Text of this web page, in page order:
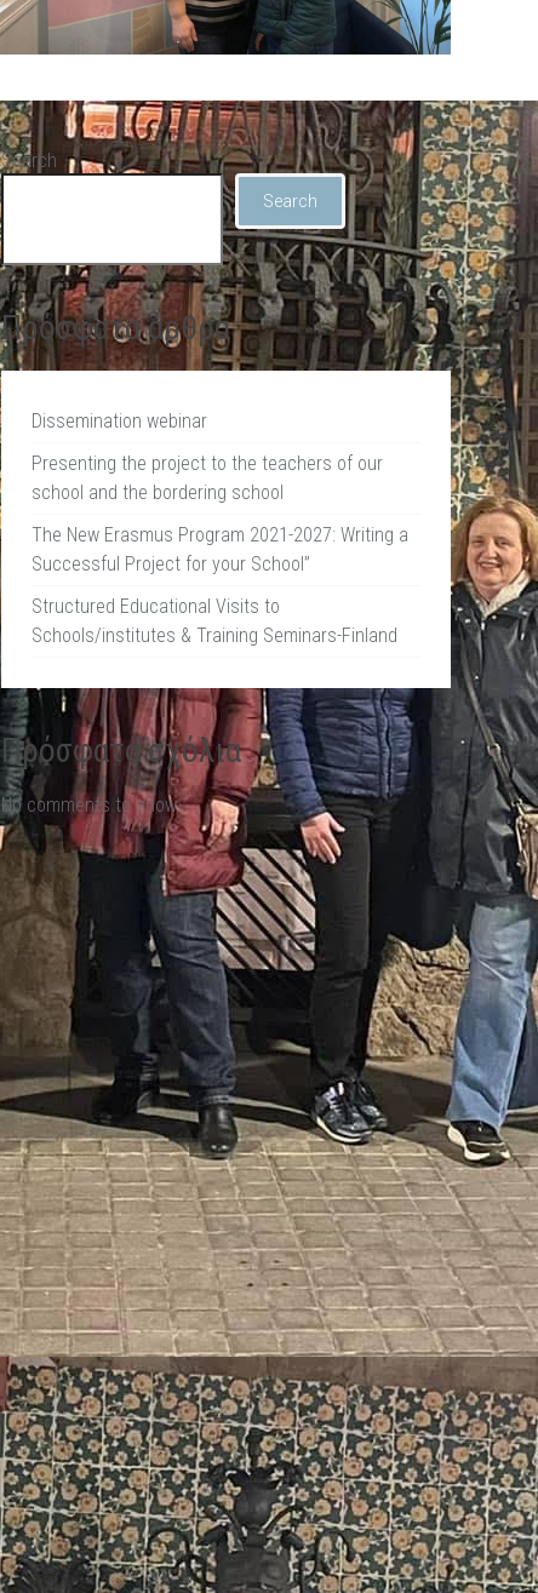
Search
Search
Πρόσφατα άρθρα
Dissemination webinar
Presenting the project to the teachers of our
school and the bordering school
The New Erasmus Program 2021-2027: Writing a
Successful Project for your School”
Structured Educational Visits to
Schools/institutes & Training Seminars-Finland
Πρόσφατα σχόλια
No comments to show.